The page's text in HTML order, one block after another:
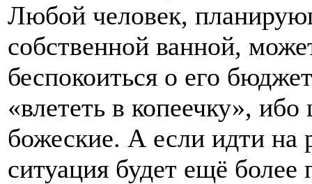
Любой человек,
собственной ванной,
беспокоиться о его
«влететь в копеечку»,
божеские. А если идти на
ситуация будет ещё более